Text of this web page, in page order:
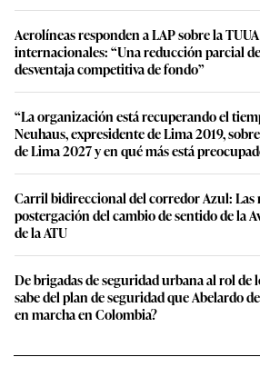
Aerolíneas responden a LAP sobre la TUUA
internacionales: “Una reducción parcial
desventaja competitiva de fondo”
“La organización está recuperando el
Neuhaus, expresidente de Lima 2019,
de Lima 2027 y en qué más está
Carril bidireccional del corredor Azul: Las
postergación del cambio de sentido de la
de la ATU
De brigadas de seguridad urbana al rol de
sabe del plan de seguridad que Abelardo
en marcha en Colombia?